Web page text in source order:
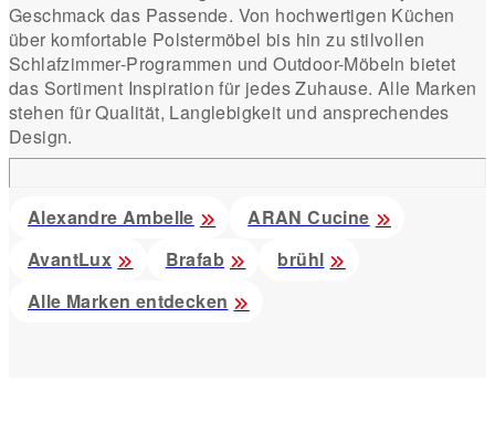
Geschmack das Passende. Von hochwertigen Küchen
über komfortable Polstermöbel bis hin zu stilvollen
Schlafzimmer-Programmen und Outdoor-Möbeln bietet
das Sortiment Inspiration für jedes Zuhause. Alle Marken
stehen für Qualität, Langlebigkeit und ansprechendes
Design.
Alexandre Ambelle
ARAN Cucine
AvantLux
Brafab
brühl
Alle Marken entdecken